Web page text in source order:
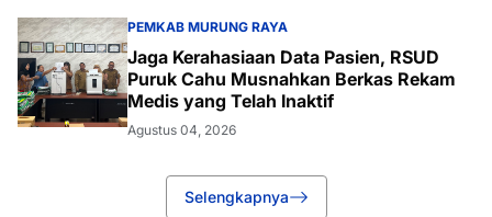
PEMKAB MURUNG RAYA
Jaga Kerahasiaan Data Pasien, RSUD
Puruk Cahu Musnahkan Berkas Rekam
Medis yang Telah Inaktif
Agustus 04, 2026
Selengkapnya